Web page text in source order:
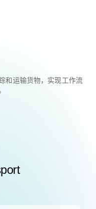
和运输货物，实现工作流